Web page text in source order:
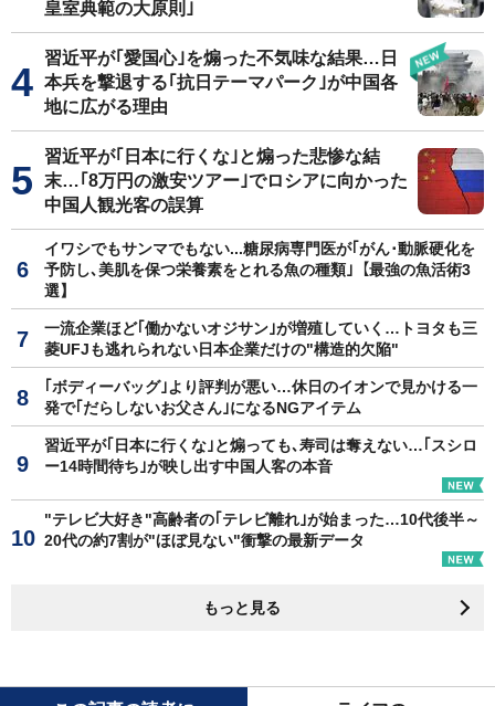
皇室典範の大原則｣
習近平が｢愛国心｣を煽った不気味な結果…日
本兵を撃退する｢抗日テーマパーク｣が中国各
地に広がる理由
習近平が｢日本に行くな｣と煽った悲惨な結
末…｢8万円の激安ツアー｣でロシアに向かった
中国人観光客の誤算
イワシでもサンマでもない...糖尿病専門医が｢がん･動脈硬化を
予防し､美肌を保つ栄養素をとれる魚の種類｣【最強の魚活術3
選】
一流企業ほど｢働かないオジサン｣が増殖していく…トヨタも三
菱UFJも逃れられない日本企業だけの"構造的欠陥"
｢ボディーバッグ｣より評判が悪い…休日のイオンで見かける一
発で｢だらしないお父さん｣になるNGアイテム
習近平が｢日本に行くな｣と煽っても､寿司は奪えない…｢スシロ
ー14時間待ち｣が映し出す中国人客の本音
"テレビ大好き"高齢者の｢テレビ離れ｣が始まった…10代後半～
20代の約7割が"ほぼ見ない"衝撃の最新データ
もっと見る